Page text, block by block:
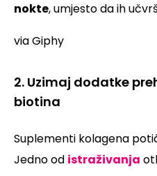
nokte, umjesto da ih
via Giphy
2. Uzimaj dodatke
biotina
Suplementi kolagena
Jedno od istraživanja